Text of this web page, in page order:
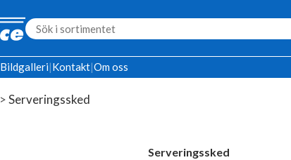
Bildgalleri|Kontakt|Om oss
>Serveringssked
Serveringssked